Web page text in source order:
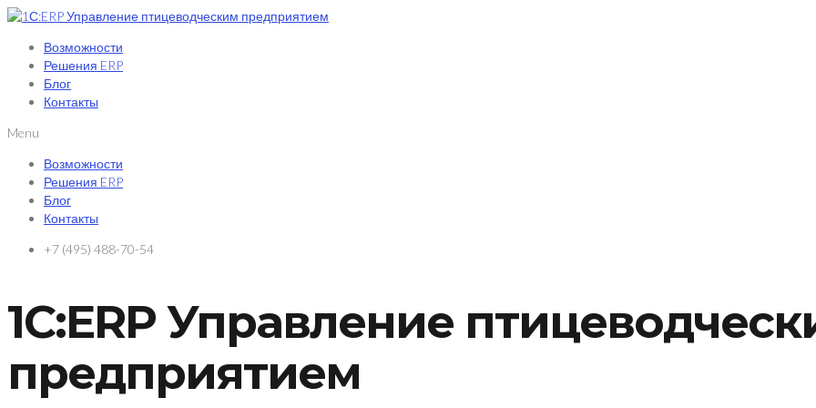
Возможности
Решения ERP
Блог
Контакты
Menu
Возможности
Решения ERP
Блог
Контакты
+7 (495) 488-70-54
1С:ERP Управление
предприятием